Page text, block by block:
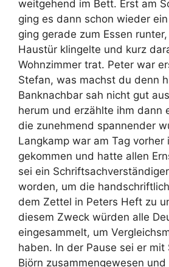
weitgehend im Bett. Erst am
ging es dann schon wieder
ging gerade zum Essen
Haustür klingelte und kurz
Wohnzimmer trat. Peter war
Stefan, was machst du denn
Banknachbar sah nicht gut
herum und erzählte ihm dann
die zunehmend spannender
Langkamp war am Tag vorher
gekommen und hatte allen
sei ein
worden, um die
dem Zettel in Peters Heft zu
diesem Zweck würden alle
eingesammelt, um
haben. In der Pause sei er mit
Björn zusammengewesen